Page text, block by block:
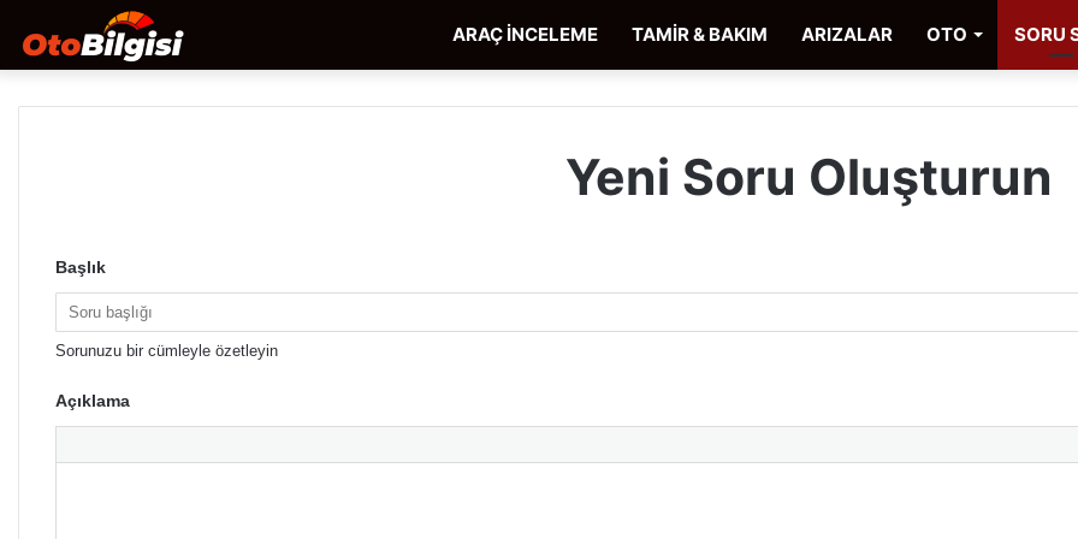
ARAÇ İNCELEME TAMİR & BAKIM ARIZALAR OTO SORU
Yeni Soru Oluşturun
Başlık
Sorunuzu bir cümleyle özetleyin
Açıklama